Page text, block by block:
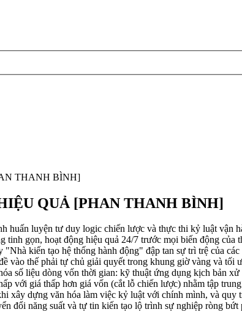
THANH BÌNH]
QUẢ [PHAN THANH BÌNH]
luyện tư duy logic chiến lược và thực thi kỷ luật vận
tinh gọn, hoạt động hiệu quả 24/7 trước mọi biến động
kiến tạo hệ thống hành động" đập tan sự trì trệ của
vào thế phải tự chủ giải quyết trong khung giờ vàng và tối
số liệu dòng vốn thời gian: kỹ thuật ứng dụng kịch bản
với giá thấp hơn giá vốn (cắt lỗ chiến lược) nhằm tập
xây dựng văn hóa làm việc kỷ luật với chính mình, và
đổi năng suất và tự tin kiến tạo lộ trình sự nghiệp ròng